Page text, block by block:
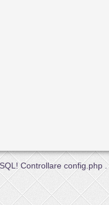
Controllare config.php .